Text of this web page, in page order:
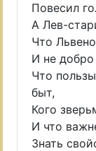
Повесил
А Лев-
Что
И не добро
Что
быт,
Кого
И что
Знать